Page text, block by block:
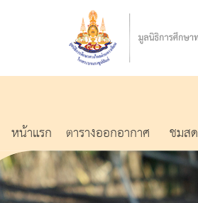
หน้าแรก ตารางออกอากาศ ชมสด